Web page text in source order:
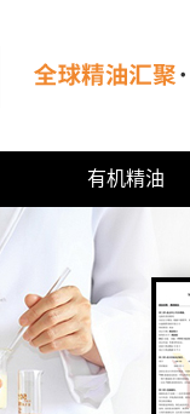
有机精油
武汉有机纯精油
武汉有机产品
武汉特色纯精油